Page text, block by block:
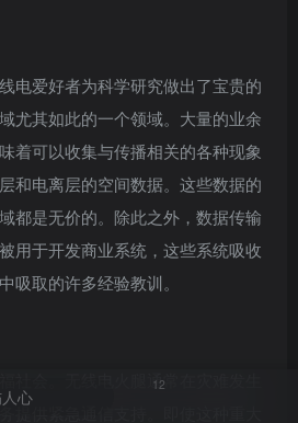
电爱好者为科学研究做出了宝贵的
尤其如此的一个领域。大量的业余
着可以收集与传播相关的各种现象
和电离层的空间数据。这些数据的
都是无价的。除此之外，数据传输
用于开发商业系统，这些系统吸收
吸取的许多经验教训。
社会。无线电火腿通常在灾难发生
提供紧急通信支持。即使这种重大
心
12